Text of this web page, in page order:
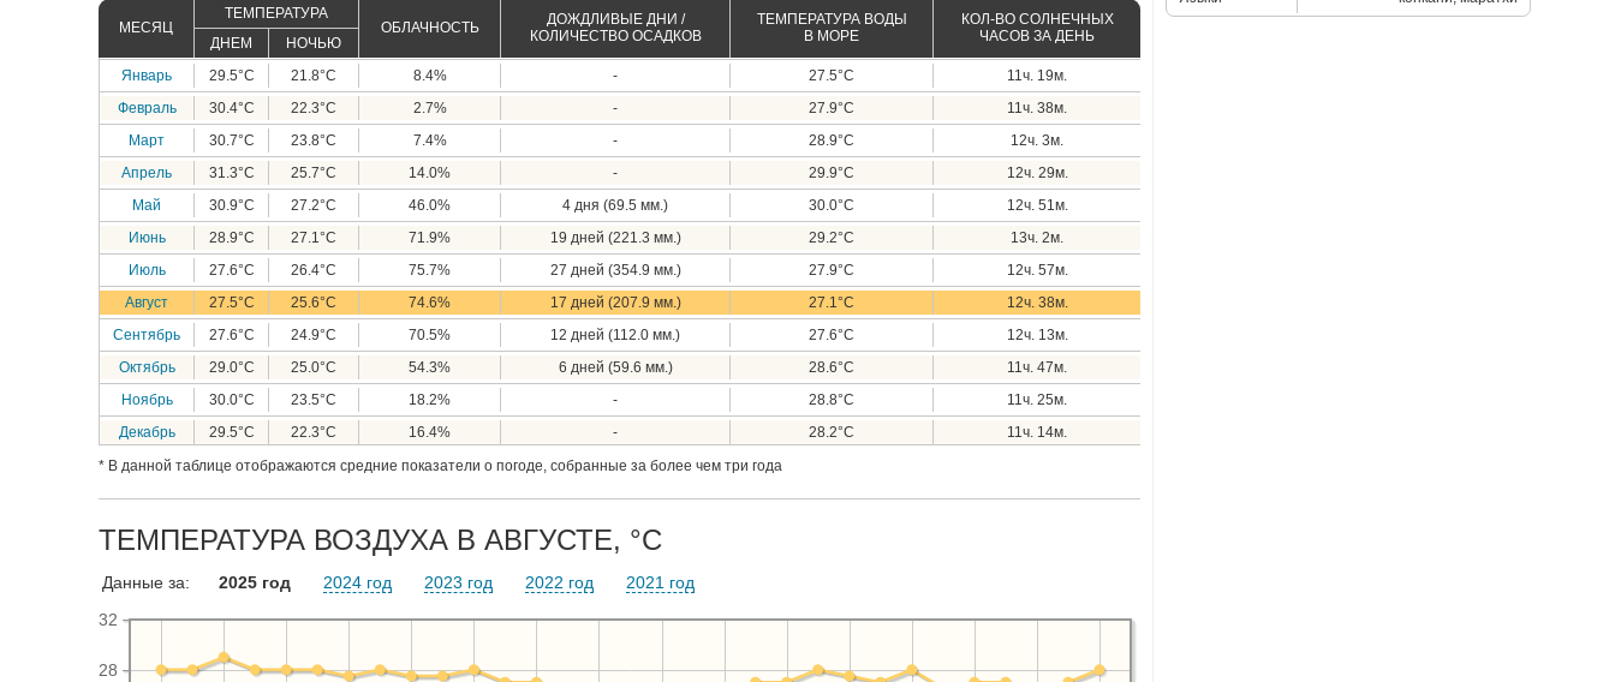
МЕСЯЦ
ТЕМПЕРАТУРА
ОБЛАЧНОСТЬ
ДОЖДЛИВЫЕ ДНИ /
КОЛИЧЕСТВО ОСАДКОВ
ТЕМПЕРАТУРА ВОДЫ
В МОРЕ
КОЛ-ВО СОЛНЕЧНЫХ
ЧАСОВ ЗА ДЕНЬ
ДНЕМ
НОЧЬЮ
Январь
29.5°C 21.8°C 8.4% - 27.5°C
11ч. 19м.
Февраль
30.4°C 22.3°C 2.7% - 27.9°C
11ч. 38м.
Март
30.7°C 23.8°C 7.4% - 28.9°C
12ч. 3м.
Апрель
31.3°C 25.7°C 14.0% - 29.9°C
12ч. 29м.
Май
30.9°C 27.2°C 46.0% 4 дня (69.5 мм.) 30.0°C
12ч. 51м.
Июнь
28.9°C 27.1°C 71.9% 19 дней (221.3 мм.) 29.2°C
13ч. 2м.
Июль
27.6°C 26.4°C 75.7% 27 дней (354.9 мм.) 27.9°C
12ч. 57м.
Август
27.5°C 25.6°C 74.6% 17 дней (207.9 мм.) 27.1°C
12ч. 38м.
Сентябрь
27.6°C 24.9°C 70.5% 12 дней (112.0 мм.) 27.6°C
12ч. 13м.
Октябрь
29.0°C 25.0°C 54.3% 6 дней (59.6 мм.) 28.6°C
11ч. 47м.
Ноябрь
30.0°C 23.5°C 18.2% - 28.8°C
11ч. 25м.
Декабрь
29.5°C 22.3°C 16.4% - 28.2°C
11ч. 14м.
* В данной таблице отображаются средние показатели о погоде, собранные за более чем три года
ТЕМПЕРАТУРА ВОЗДУХА В АВГУСТЕ, °C
Данные за: 2025 год 2024 год 2023 год 2022 год 2021 год
28
32